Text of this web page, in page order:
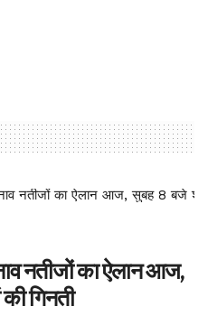
नतीजों का ऐलान आज, सुबह 8 बजे शुरू
नतीजों का ऐलान आज,
गिनती